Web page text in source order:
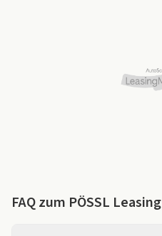
FAQ zum PÖSSL Leasing